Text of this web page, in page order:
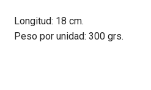
Longitud: 18 cm.
Peso por unidad: 300 grs.